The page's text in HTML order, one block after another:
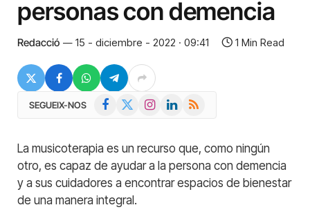
personas con demencia
Redacció 15 - diciembre - 2022 · 09:41 1 Min Read
SEGUEIX-NOS Facebook InstagramLinkedIn
RSS
La musicoterapia es un recurso que, como ningún
otro, es capaz de ayudar a la persona con demencia
y a sus cuidadores a encontrar espacios de bienestar
de una manera integral.